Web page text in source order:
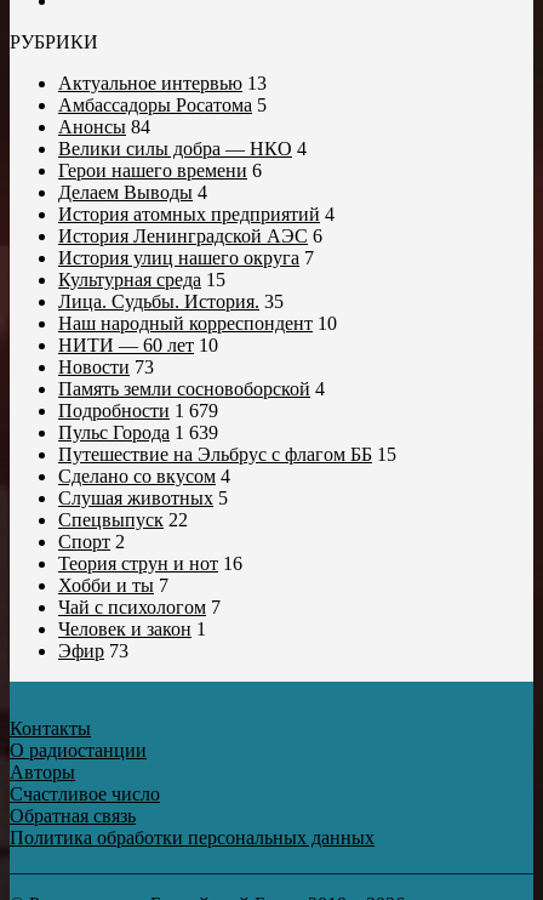
РУБРИКИ
Актуальное интервью 13
Амбассадоры Росатома 5
Анонсы 84
Велики силы добра — НКО 4
Герои нашего времени 6
Делаем Выводы 4
История атомных предприятий 4
История Ленинградской АЭС 6
История улиц нашего округа 7
Культурная среда 15
Лица. Судьбы. История. 35
Наш народный корреспондент 10
НИТИ — 60 лет 10
Новости 73
Память земли сосновоборской 4
Подробности 1 679
Пульс Города 1 639
Путешествие на Эльбрус с флагом ББ 15
Сделано со вкусом 4
Слушая животных 5
Спецвыпуск 22
Спорт 2
Теория струн и нот 16
Хобби и ты 7
Чай с психологом 7
Человек и закон 1
Эфир 73
Контакты
О радиостанции
Авторы
Счастливое число
Обратная связь
Политика обработки персональных данных